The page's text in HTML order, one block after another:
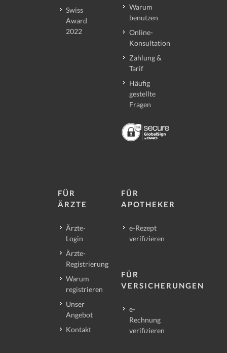
Swiss
Award
2022
Warum
benutzen
Online-
Konsultation
Zahlung &
Tarif
Häufig
gestellte
Fragen
FÜR
ÄRZTE
Ärzte-
Login
Ärzte-
Registrierung
Warum
registrieren
Unser
Angebot
Kontakt
FÜR
APOTHEKER
e-Rezept
verifizieren
FÜR
VERSICHERUNGEN
e-
Rechnung
verifizieren